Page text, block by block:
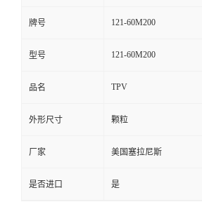
牌号 121-60M200
型号 121-60M200
品名 TPV
外形尺寸 颗粒
厂家 美国塞拉尼斯
是否进口 是